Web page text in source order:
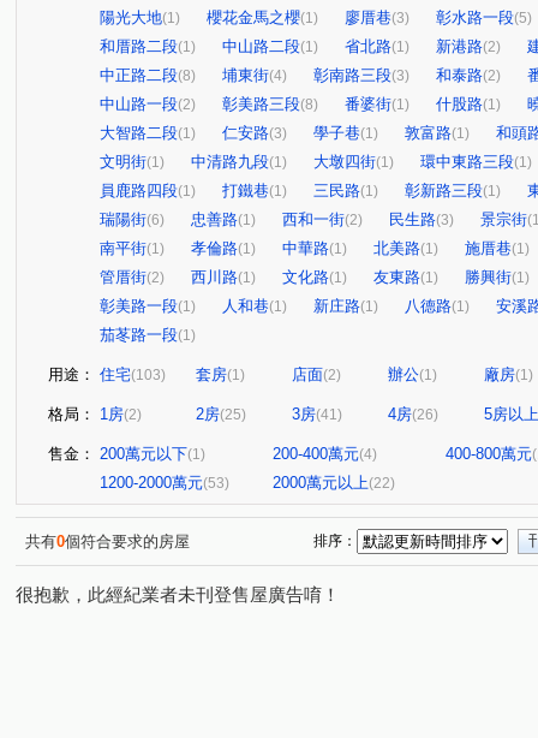
陽光大地(1) 櫻花金馬之櫻(1) 廖厝巷(3) 彰水路一段(5)
和厝路二段(1) 中山路二段(1) 省北路(1) 新港路(2)
中正路二段(8) 埔東街(4) 彰南路三段(3) 和泰路(2)
中山路一段(2) 彰美路三段(8) 番婆街(1) 什股路(1)
大智路二段(1) 仁安路(3) 學子巷(1) 敦富路(1)
和頭
文明街(1) 中清路九段(1) 大墩四街(1) 環中東路三段(1)
員鹿路四段(1) 打鐵巷(1) 三民路(1) 彰新路三段(1)
瑞陽街(6) 忠善路(1) 西和一街(2) 民生路(3) 景宗街
南平街(1) 孝倫路(1) 中華路(1) 北美路(1) 施厝巷(1)
管厝街(2) 西川路(1) 文化路(1) 友東路(1) 勝興街(1)
彰美路一段(1) 人和巷(1) 新庄路(1) 八德路(1)
安溪
茄苳路一段(1)
用途： 住宅(103) 套房(1) 店面(2) 辦公(1) 廠房(1)
格局： 1房(2) 2房(25) 3房(41) 4房(26) 5房以上
售金： 200萬元以下(1) 200-400萬元(4) 400-800萬元
1200-2000萬元(53) 2000萬元以上(22)
共有0個符合要求的房屋 排序：
很抱歉，此經紀業者未刊登售屋廣告唷！